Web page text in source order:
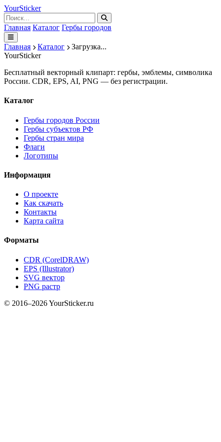
YourSticker
Главная Каталог Гербы городов
Главная Каталог
Загрузка...
YourSticker
Бесплатный векторный клипарт: гербы, эмблемы, символика
России. CDR, EPS, AI, PNG — без регистрации.
Каталог
Гербы городов России
Гербы субъектов РФ
Гербы стран мира
Флаги
Логотипы
Информация
О проекте
Как скачать
Контакты
Карта сайта
Форматы
CDR (CorelDRAW)
EPS (Illustrator)
SVG вектор
PNG растр
© 2016–2026 YourSticker.ru